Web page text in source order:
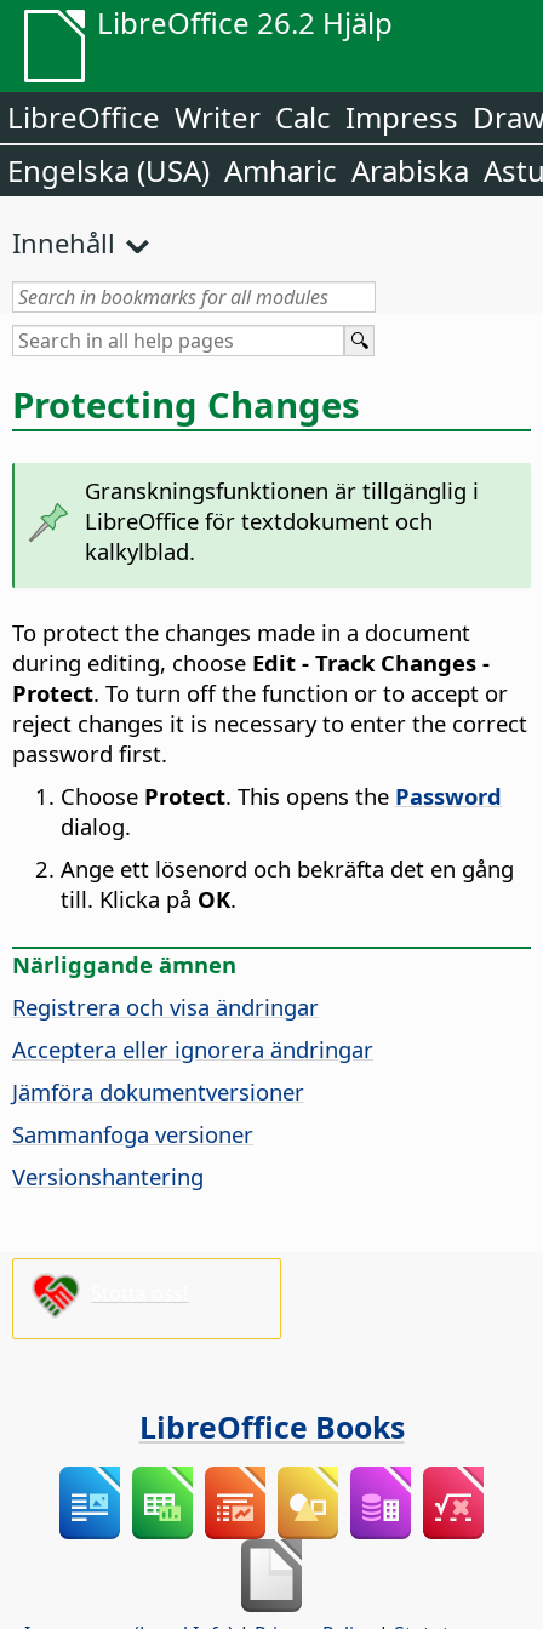
LibreOffice 26.2 Hjälp
LibreOffice Writer Calc Impress
Engelska (USA) Amharic Arabiska
Innehåll
Protecting Changes
Granskningsfunktionen är tillgänglig i
LibreOffice för textdokument och
kalkylblad.
To protect the changes made in a document
during editing, choose Edit - Track Changes -
Protect. To turn off the function or to accept or
reject changes it is necessary to enter the correct
password first.
Choose Protect. This opens the Password
dialog.
Ange ett lösenord och bekräfta det en gång
till. Klicka på OK.
Närliggande ämnen
Registrera och visa ändringar
Acceptera eller ignorera ändringar
Jämföra dokumentversioner
Sammanfoga versioner
Versionshantering
LibreOffice Books